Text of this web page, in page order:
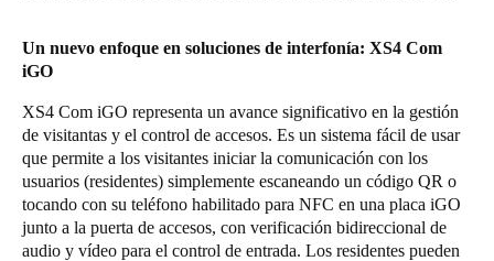
Un nuevo enfoque en soluciones de interfonía: XS4 Com
iGO
XS4 Com iGO representa un avance significativo en la gestión
de visitantas y el control de accesos. Es un sistema fácil de usar
que permite a los visitantes iniciar la comunicación con los
usuarios (residentes) simplemente escaneando un código QR o
tocando con su teléfono habilitado para NFC en una placa iGO
junto a la puerta de accesos, con verificación bidireccional de
audio y vídeo para el control de entrada. Los residentes pueden